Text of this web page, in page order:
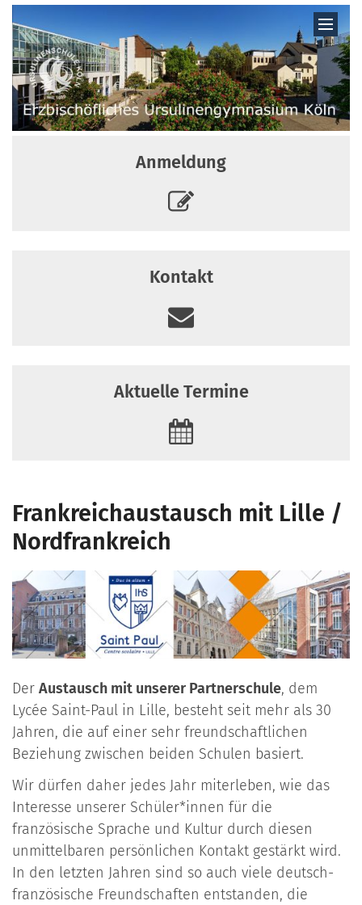
Zum Inhalt springen
Anmeldung
Kontakt
Aktuelle Termine
Frankreichaustausch mit Lille /
Nordfrankreich
Der Austausch mit unserer Partnerschule, dem
Lycée Saint-Paul in Lille, besteht seit mehr als 30
Jahren, die auf einer sehr freundschaftlichen
Beziehung zwischen beiden Schulen basiert.
Wir dürfen daher jedes Jahr miterleben, wie das
Interesse unserer Schüler*innen für die
französische Sprache und Kultur durch diesen
unmittelbaren persönlichen Kontakt gestärkt wird.
In den letzten Jahren sind so auch viele deutsch-
französische Freundschaften entstanden, die